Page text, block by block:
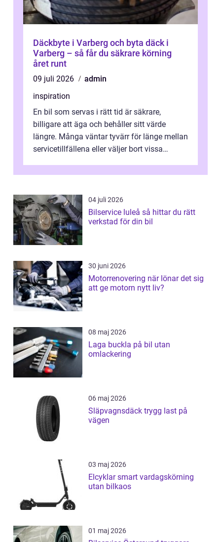
Däckbyte i Varberg och byta däck i
Varberg – så får du säkrare körning
året runt
09 juli 2026
admin
inspiration
En bil som servas i rätt tid är säkrare,
billigare att äga och behåller sitt värde
längre. Många väntar tyvärr för länge mellan
servicetillfällena eller väljer bort vissa
04 juli 2026
Bilservice luleå så hittar du rätt
verkstad för din bil
30 juni 2026
Motorrenovering när lönar det sig
att ge motorn nytt liv?
08 maj 2026
Laga buckla på bil utan
omlackering
06 maj 2026
Släpvagnsdäck trygg last på
vägen
03 maj 2026
Elcyklar smart vardagskörning
utan bilkaos
01 maj 2026